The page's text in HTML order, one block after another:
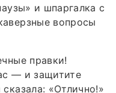
и шпаргалка с
вопросы
правки!
— и защитите
«Отлично!»